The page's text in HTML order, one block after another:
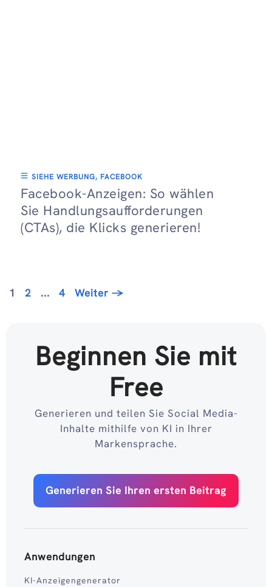
SIEHE WERBUNG, FACEBOOK
Facebook-Anzeigen: So wählen
Sie Handlungsaufforderungen
(CTAs), die Klicks generieren!
Seite
1 Seite
2 ... Seite
4 Weiter →
Beginnen Sie mit
Free
Generieren und teilen Sie Social Media-
Inhalte mithilfe von KI in Ihrer
Markensprache.
Generieren Sie Ihren ersten Beitrag
Anwendungen
KI-Anzeigengenerator